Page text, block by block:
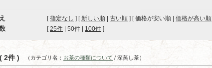
[指定なし ] [ 新しい順 古い順 ] [ 価格が安い順 | 価格が高い順
[ 25件 50件 100件 ]
2件 ) （カテゴリ名： お茶の種類について / 深蒸し茶）